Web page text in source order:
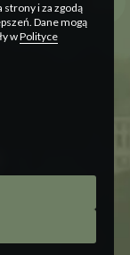
i za zgodą
Dane mogą
wPolityce